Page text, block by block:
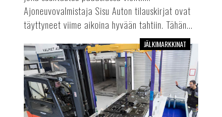
Ajoneuvovalmistaja Sisu Auton tilauskirjat ovat
täyttyneet viime aikoina hyvään tahtiin. Tähän...
Lisää
kapasiteettia
akkutestaukseen
JÄLKIMARKKINAT